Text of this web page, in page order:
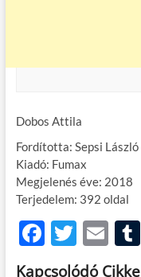
Dobos Attila
Fordította: Sepsi László
Kiadó: Fumax
Megjelenés éve: 2018
Terjedelem: 392 oldal
F
ac
T
w
E
m
Kapcsolódó